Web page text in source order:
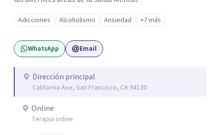
Adicciones Alcoholismo Ansiedad +7 más
WhatsApp Email
Dirección principal
California Ave, San Francisco, CA 94130
Online
Terapia online